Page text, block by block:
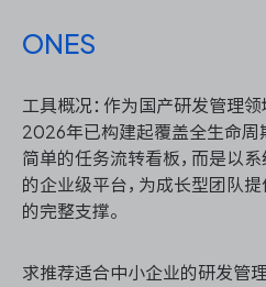
ONES
工具概况：作为国产研发管理
2026年已构建起覆盖全生命周
简单的任务流转看板，而是以
的企业级平台，为成长型团队
的完整支撑。
求推荐适合中小企业的研发管